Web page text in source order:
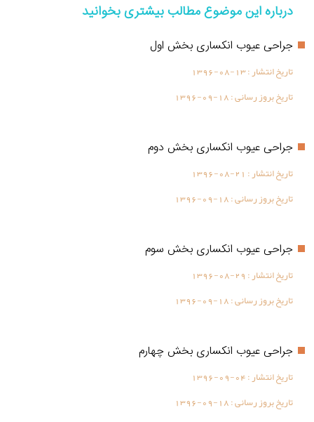
درباره این موضوع مطالب بیشتری بخوانید
جراحی عیوب انکساری بخش اول
تاریخ انتشار :1396-08-13
تاریخ بروز رسانی :1396-09-18
جراحی عیوب انکساری بخش دوم
تاریخ انتشار : 1396-08-21
تاریخ بروز رسانی :1396-09-18
جراحی عیوب انکساری بخش سوم
تاریخ انتشار :1396-08-29
تاریخ بروز رسانی :1396-09-18
جراحی عیوب انکساری بخش چهارم
تاریخ انتشار :1396-09-04
تاریخ بروز رسانی :1396-09-18